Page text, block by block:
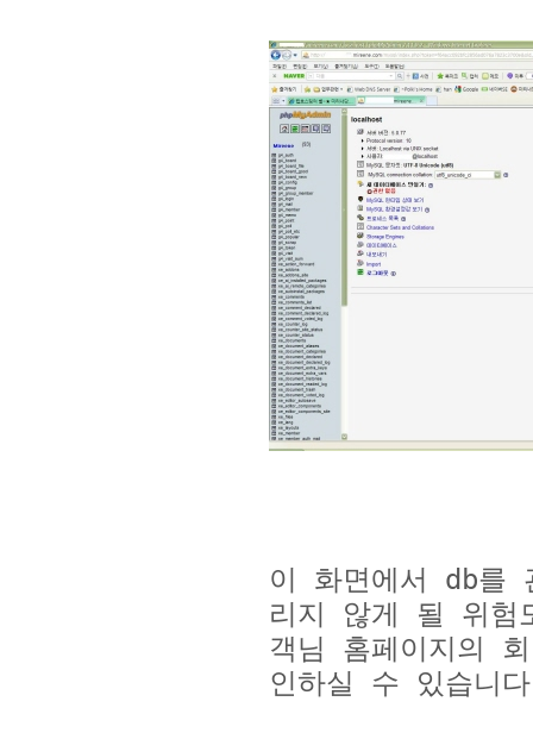
이 화면에서 db를
리지 않게 될 위험
객님 홈페이지의
인하실 수 있습니다